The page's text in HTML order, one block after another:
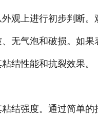
厂容厂
联系我
上进行初步判断。
无气泡和破损。如果
结性能和抗裂效果。
强度。通过简单的